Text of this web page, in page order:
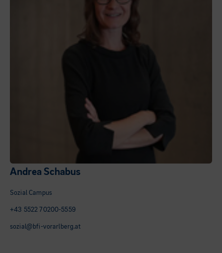
Andrea Schabus
Sozial Campus
+43 5522 70200-5559
sozial@bfi-vorarlberg.at